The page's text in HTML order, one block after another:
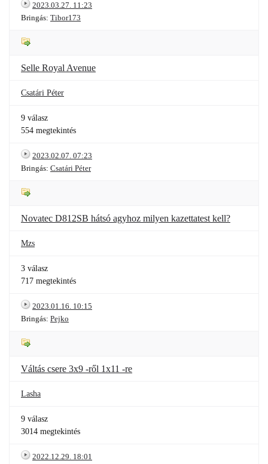
2023.03.27. 11:23
Bringás: Tibor173
Selle Royal Avenue
Csatári Péter
9 válasz
554 megtekintés
2023.02.07. 07:23
Bringás: Csatári Péter
Novatec D812SB hátsó agyhoz milyen kazettatest kell?
Mzs
3 válasz
717 megtekintés
2023.01.16. 10:15
Bringás: Pejko
Váltás csere 3x9 -ről 1x11 -re
Lasha
9 válasz
3014 megtekintés
2022.12.29. 18:01